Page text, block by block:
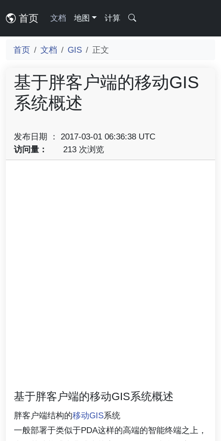
首页 文档 地图 计算
首页 文档 GIS 正文
基于胖客户端的移动GIS
系统概述
发布日期 ： 2017-03-01 06:36:38 UTC
访问量：
213 次浏览
基于胖客户端的移动GIS系统概述
胖客户端结构的移动GIS系统
一般部署于类似于PDA这样的高端的智能终端之上，